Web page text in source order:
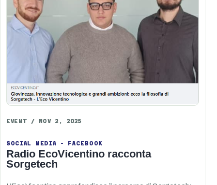
EVENT / NOV 2, 2025
SOCIAL MEDIA - FACEBOOK
Radio EcoVicentino racconta
Sorgetech